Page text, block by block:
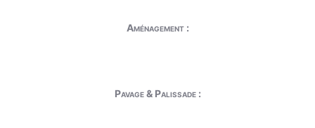
Aménagement :
Pavage & Palissade :